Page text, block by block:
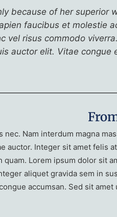
because of her
faucibus et
vel risus commodo
auctor elit. Vitae
nec. Nam interdum magna
auctor. Integer sit amet
Lorem ipsum dolor sit
aliquet gravida sem in
accumsan. Sed sit amet